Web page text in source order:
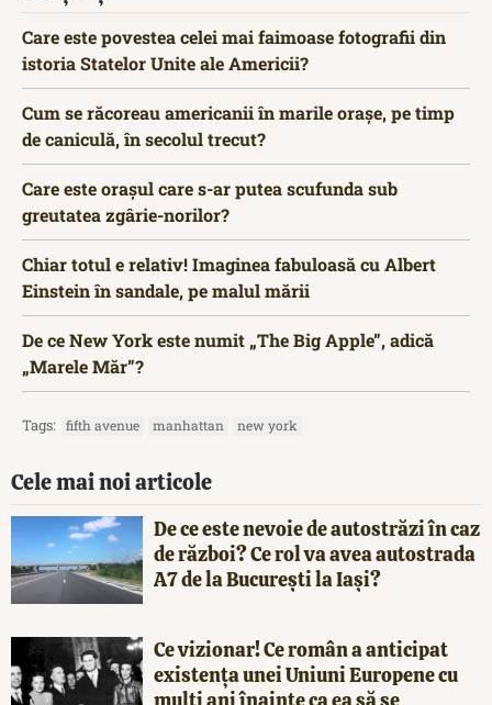
Care este povestea celei mai faimoase fotografii din
istoria Statelor Unite ale Americii?
Cum se răcoreau americanii în marile orașe, pe timp
de caniculă, în secolul trecut?
Care este orașul care s-ar putea scufunda sub
greutatea zgârie-norilor?
Chiar totul e relativ! Imaginea fabuloasă cu Albert
Einstein în sandale, pe malul mării
De ce New York este numit „The Big Apple”, adică
„Marele Măr”?
Tags: fifth avenue manhattan new york
Cele mai noi articole
De ce este nevoie de autostrăzi în caz
de război? Ce rol va avea autostrada
A7 de la București la Iași?
Ce vizionar! Ce român a anticipat
existența unei Uniuni Europene cu
mulți ani înainte ca ea să se